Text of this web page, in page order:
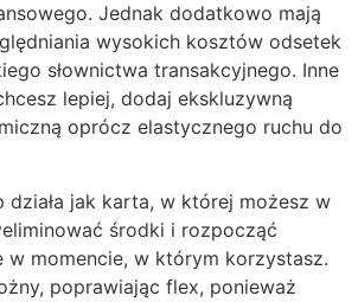
Jednak dodatkowo mają
wysokich kosztów odsetek
słownictwa transakcyjnego. Inne
lepiej, dodaj ekskluzywną
oprócz elastycznego ruchu do
działa jak karta, w której możesz w
środki i rozpocząć
w momencie, w którym korzystasz.
poprawiając flex, ponieważ